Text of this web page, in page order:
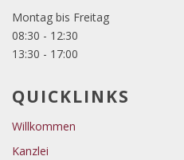
Montag bis Freitag
08:30 - 12:30
13:30 - 17:00
QUICKLINKS
Willkommen
Kanzlei